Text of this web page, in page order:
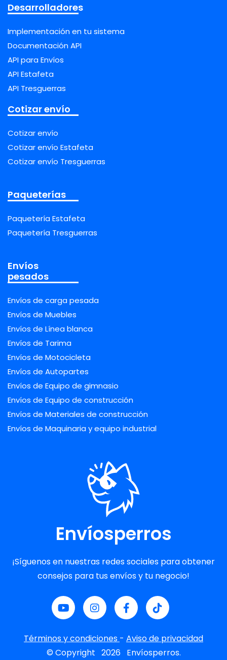
Desarrolladores
Implementación en tu sistema
Documentación API
API para Envíos
API Estafeta
API Tresguerras
Cotizar envío
Cotizar envío
Cotizar envío Estafeta
Cotizar envío Tresguerras
Paqueterías
Paquetería Estafeta
Paquetería Tresguerras
Envíos
pesados
Envíos de carga pesada
Envíos de Muebles
Envíos de Línea blanca
Envíos de Tarima
Envíos de Motocicleta
Envíos de Autopartes
Envíos de Equipo de gimnasio
Envíos de Equipo de construcción
Envíos de Materiales de construcción
Envíos de Maquinaria y equipo industrial
Envíosperros
¡Síguenos en nuestras redes sociales para obtener
consejos para tus envíos y tu negocio!
Términos y condiciones - Aviso de privacidad
© Copyright 2026 Envíosperros.